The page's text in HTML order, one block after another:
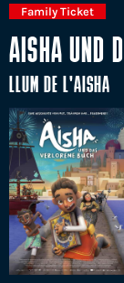
Family Ticket
AISHA UND
LLUM DE L'AISHA